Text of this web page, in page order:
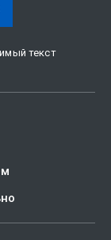
текст